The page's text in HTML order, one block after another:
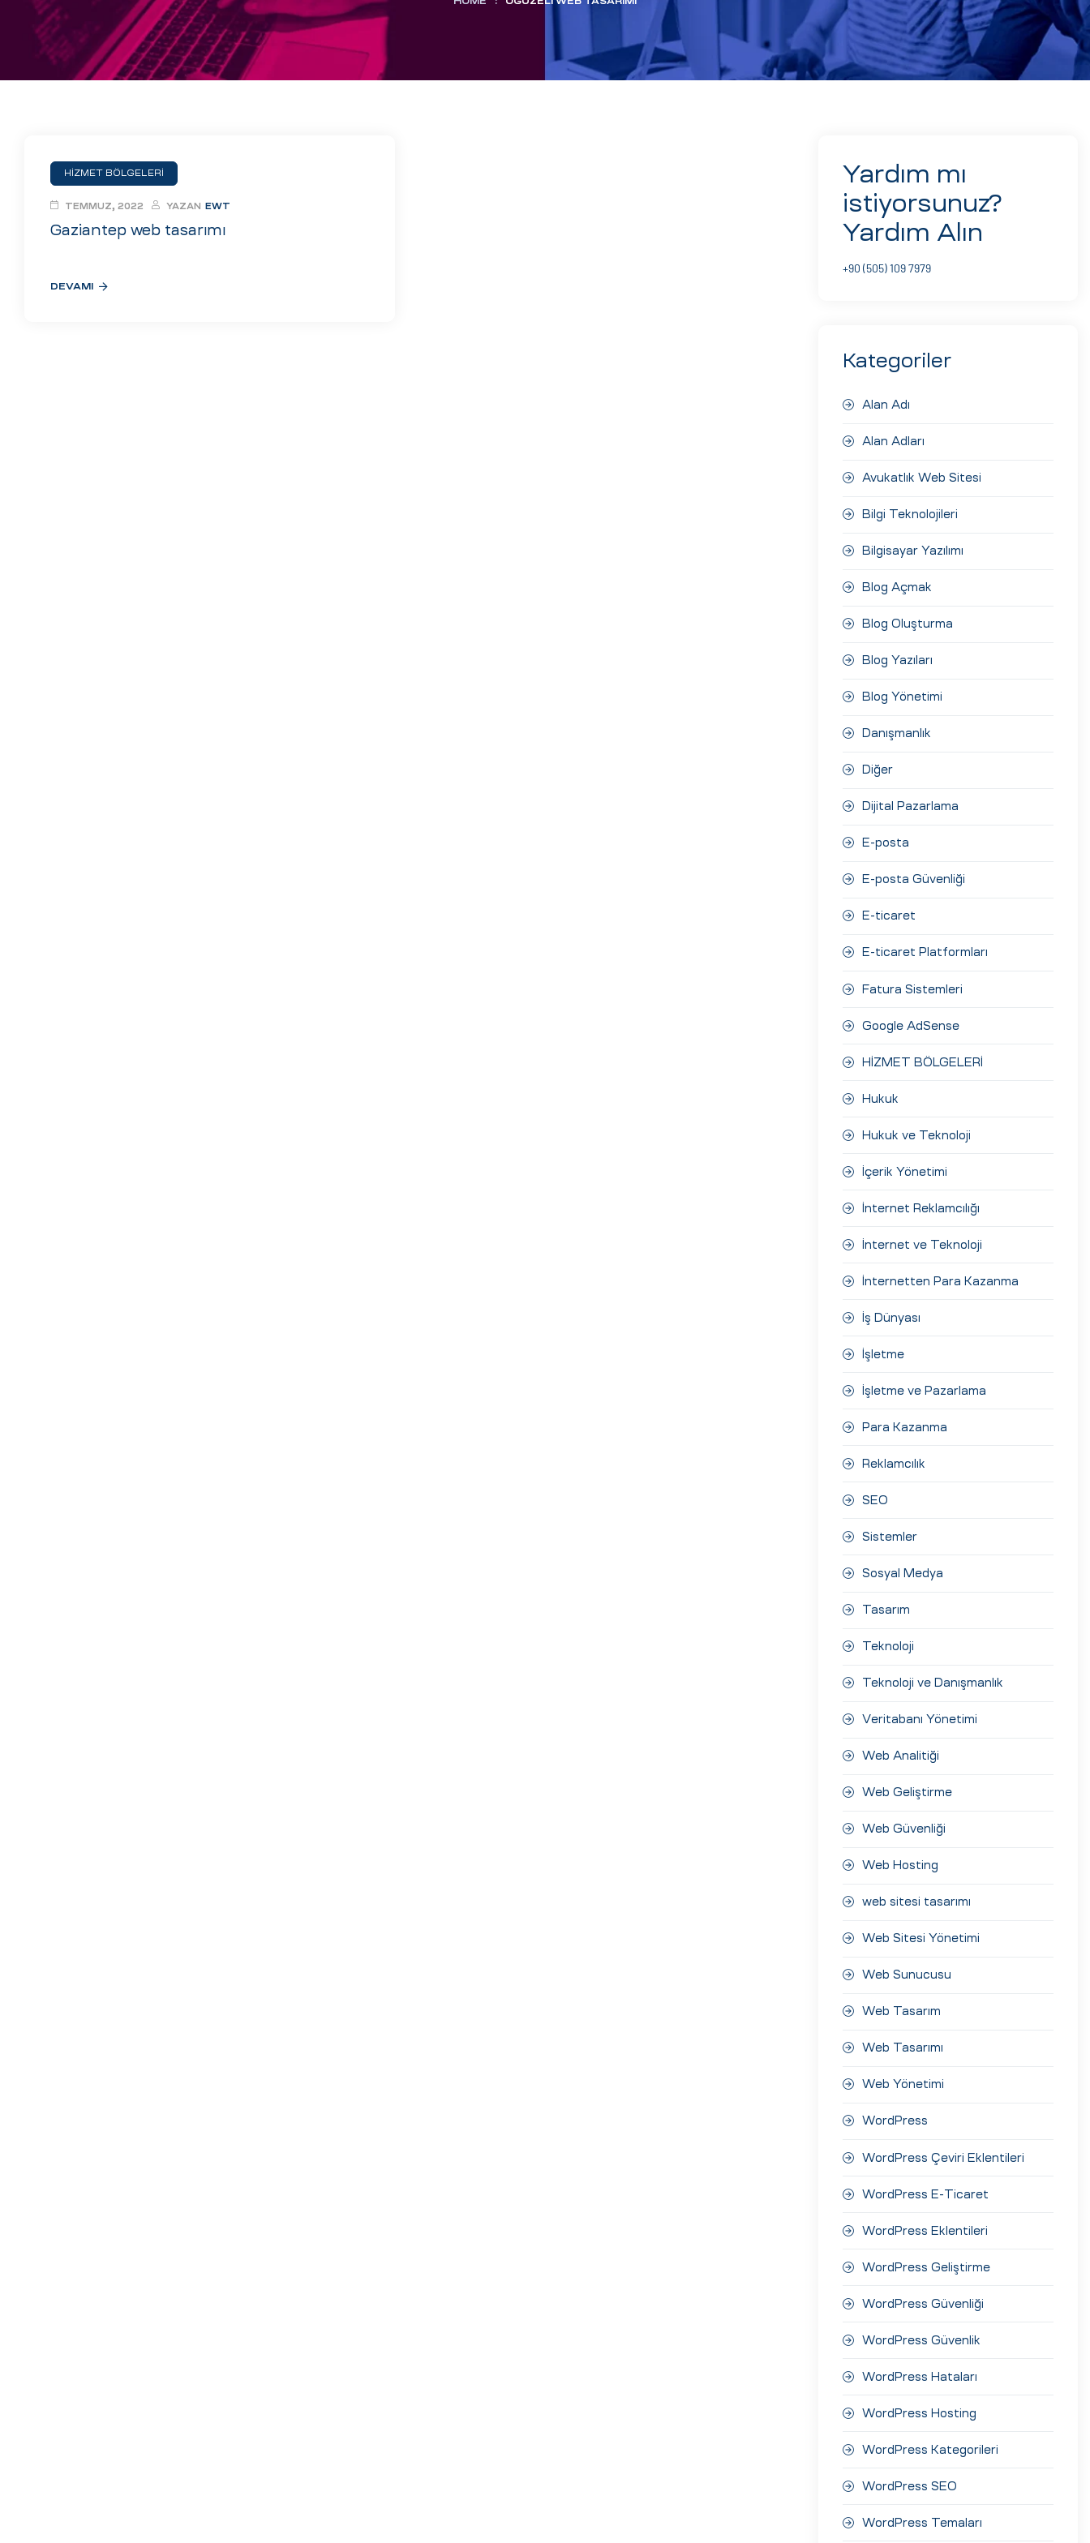
HİZMET BÖLGELERİ
Gaziantep web tasarımı
TEMMUZ, 2022 YAZAN EWT
DEVAMI
Yardım mı
istiyorsunuz?
Yardım Alın
+90 (505) 109 7979
Kategoriler
Alan Adı
Alan Adları
Avukatlık Web Sitesi
Bilgi Teknolojileri
Bilgisayar Yazılımı
Blog Açmak
Blog Oluşturma
Blog Yazıları
Blog Yönetimi
Danışmanlık
Diğer
Dijital Pazarlama
E-posta
E-posta Güvenliği
E-ticaret
E-ticaret Platformları
Fatura Sistemleri
Google AdSense
HİZMET BÖLGELERİ
Hukuk
Hukuk ve Teknoloji
İçerik Yönetimi
İnternet Reklamcılığı
İnternet ve Teknoloji
İnternetten Para Kazanma
İş Dünyası
İşletme
İşletme ve Pazarlama
Para Kazanma
Reklamcılık
SEO
Sistemler
Sosyal Medya
Tasarım
Teknoloji
Teknoloji ve Danışmanlık
Veritabanı Yönetimi
Web Analitiği
Web Geliştirme
Web Güvenliği
Web Hosting
web sitesi tasarımı
Web Sitesi Yönetimi
Web Sunucusu
Web Tasarım
Web Tasarımı
Web Yönetimi
WordPress
WordPress Çeviri Eklentileri
WordPress E-Ticaret
WordPress Eklentileri
WordPress Geliştirme
WordPress Güvenliği
WordPress Güvenlik
WordPress Hataları
WordPress Hosting
WordPress Kategorileri
WordPress SEO
WordPress Temaları